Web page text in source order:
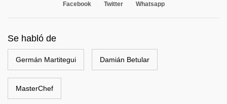
Facebook Twitter Whatsapp
Se habló de
Germán Martitegui Damián Betular
MasterChef